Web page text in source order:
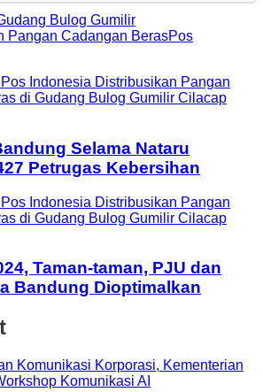
Bulog Gumilir
Pangan Cadangan BerasPos
Selama Nataru
Petrugas Kebersihan
Taman-taman, PJU dan
Bandung Dioptimalkan